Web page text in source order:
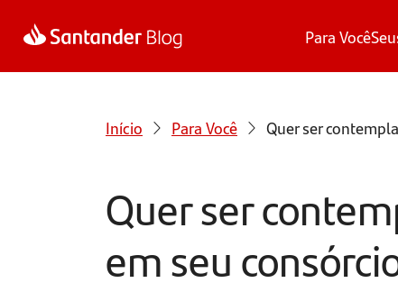
Para Você
Início Para Você Quer ser
Quer ser
em seu